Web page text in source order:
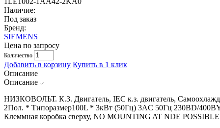
Наличие:
Под заказ
Бренд:
SIEMENS
Цена по запросу
Количество
Добавить в корзину Купить в 1 клик
Описание
Описание
НИЗКОВОЛЬТ. К.З. Двигатель, IEC к.з. двигатель,
2Пол. * Типоразмер100L * 3кВт (50Гц) 3AC 50Гц 230ВD/
Клеммная коробка сверху, NO MOUNTING AT NDE POSSIBLE